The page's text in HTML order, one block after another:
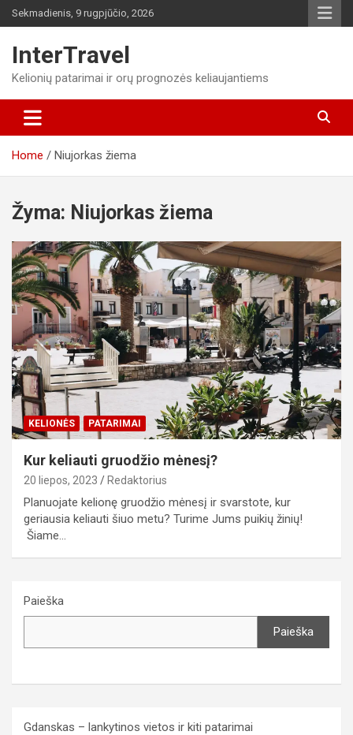
Skip
to
Sekmadienis, 9 rugpjūčio, 2026
InterTravel
Kelionių patarimai ir orų prognozės keliaujantiems
Home Niujorkas žiema
Žyma: Niujorkas žiema
KELIONĖS PATARIMAI
Kur keliauti gruodžio mėnesį?
20 liepos, 2023 Redaktorius
Planuojate kelionę gruodžio mėnesį ir svarstote, kur
geriausia keliauti šiuo metu? Turime Jums puikių žinių!
Šiame…
Paieška
Paieška
Gdanskas – lankytinos vietos ir kiti patarimai